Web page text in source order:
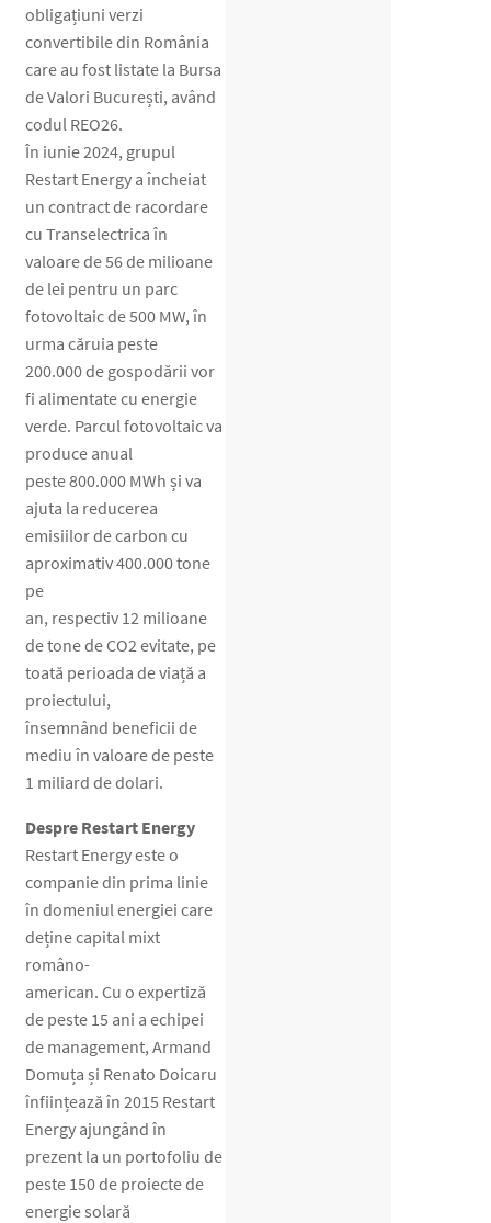
obligațiuni verzi
convertibile din România
care au fost listate la Bursa
de Valori București, având
codul REO26.
În iunie 2024, grupul
Restart Energy a încheiat
un contract de racordare
cu Transelectrica în
valoare de 56 de milioane
de lei pentru un parc
fotovoltaic de 500 MW, în
urma căruia peste
200.000 de gospodării vor
fi alimentate cu energie
verde. Parcul fotovoltaic va
produce anual
peste 800.000 MWh și va
ajuta la reducerea
emisiilor de carbon cu
aproximativ 400.000 tone
pe
an, respectiv 12 milioane
de tone de CO2 evitate, pe
toată perioada de viață a
proiectului,
însemnând beneficii de
mediu în valoare de peste
1 miliard de dolari.
Despre Restart Energy
Restart Energy este o
companie din prima linie
în domeniul energiei care
deține capital mixt
româno-
american. Cu o expertiză
de peste 15 ani a echipei
de management, Armand
Domuța și Renato Doicaru
înființează în 2015 Restart
Energy ajungând în
prezent la un portofoliu de
peste 150 de proiecte de
energie solară